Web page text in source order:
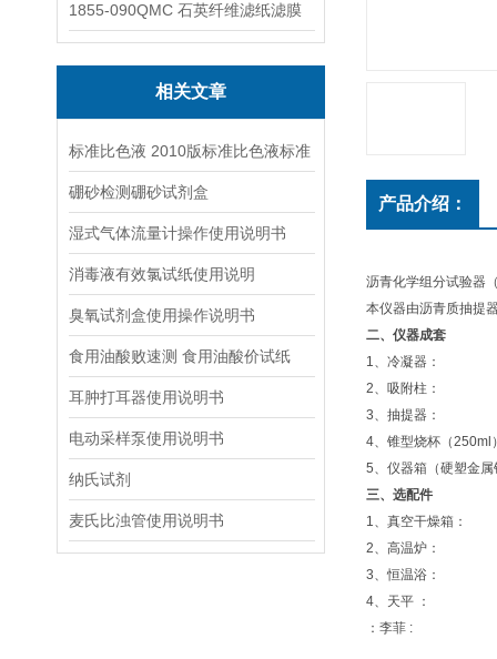
1855-090QMC 石英纤维滤纸滤膜
相关文章
标准比色液 2010版标准比色液标准
硼砂检测硼砂试剂盒
湿式气体流量计操作使用说明书
消毒液有效氯试纸使用说明
臭氧试剂盒使用操作说明书
食用油酸败速测 食用油酸价试纸
耳肿打耳器使用说明书
电动采样泵使用说明书
纳氏试剂
麦氏比浊管使用说明书
产品介绍：
沥青化学组分试验器
本仪器由沥青质抽提
二、仪器成套
1、冷凝器：
2、吸附柱：
3、抽提器：
4、锥型烧杯（
5、仪器箱（硬塑金
三、选配件
1、真空干燥箱：
2、高温炉：
3、恒温浴：
4、天平 ： 称重
：李菲 :